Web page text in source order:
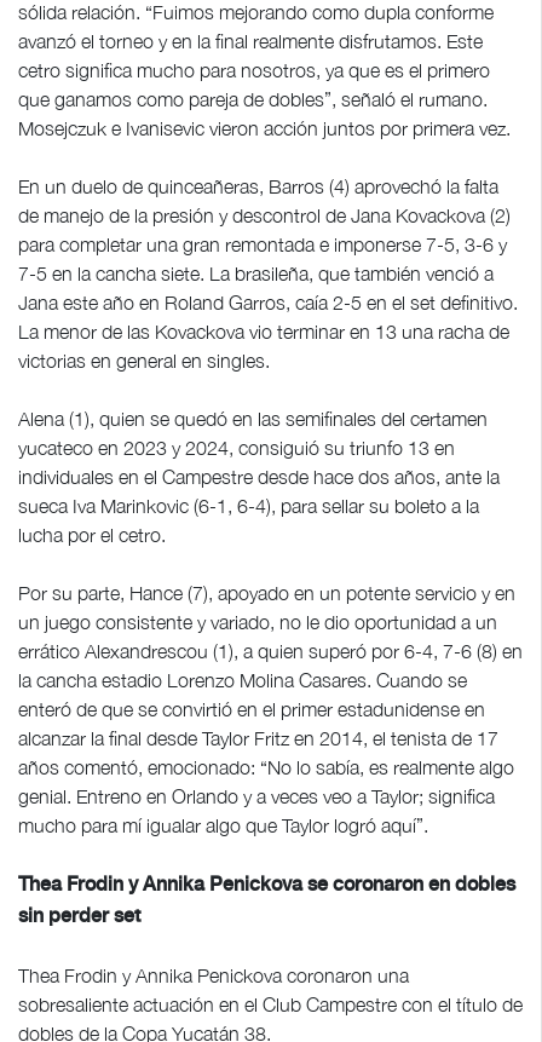
sólida relación. “Fuimos mejorando como dupla conforme
avanzó el torneo y en la final realmente disfrutamos. Este
cetro significa mucho para nosotros, ya que es el primero
que ganamos como pareja de dobles”, señaló el rumano.
Mosejczuk e Ivanisevic vieron acción juntos por primera vez.
En un duelo de quinceañeras, Barros (4) aprovechó la falta
de manejo de la presión y descontrol de Jana Kovackova (2)
para completar una gran remontada e imponerse 7-5, 3-6 y
7-5 en la cancha siete. La brasileña, que también venció a
Jana este año en Roland Garros, caía 2-5 en el set definitivo.
La menor de las Kovackova vio terminar en 13 una racha de
victorias en general en singles.
Alena (1), quien se quedó en las semifinales del certamen
yucateco en 2023 y 2024, consiguió su triunfo 13 en
individuales en el Campestre desde hace dos años, ante la
sueca Iva Marinkovic (6-1, 6-4), para sellar su boleto a la
lucha por el cetro.
Por su parte, Hance (7), apoyado en un potente servicio y en
un juego consistente y variado, no le dio oportunidad a un
errático Alexandrescou (1), a quien superó por 6-4, 7-6 (8) en
la cancha estadio Lorenzo Molina Casares. Cuando se
enteró de que se convirtió en el primer estadunidense en
alcanzar la final desde Taylor Fritz en 2014, el tenista de 17
años comentó, emocionado: “No lo sabía, es realmente algo
genial. Entreno en Orlando y a veces veo a Taylor; significa
mucho para mí igualar algo que Taylor logró aquí”.
Thea Frodin y Annika Penickova se coronaron en dobles
sin perder set
Thea Frodin y Annika Penickova coronaron una
sobresaliente actuación en el Club Campestre con el título de
dobles de la Copa Yucatán 38.